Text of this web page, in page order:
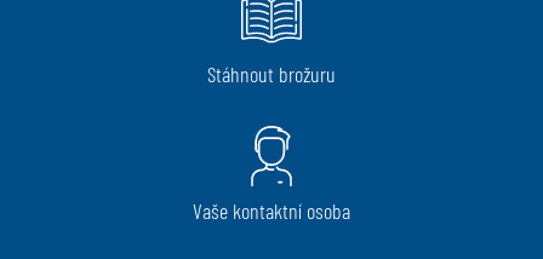
Stáhnout brožuru
Vaše kontaktní osoba